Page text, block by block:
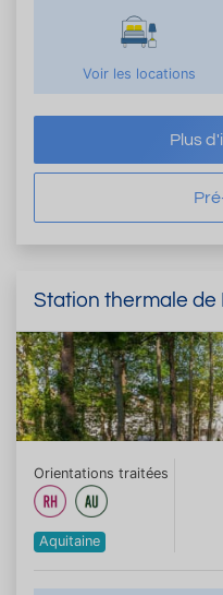
Voir les locations
Plus
Station thermale
Orientations traitées
Aquitaine